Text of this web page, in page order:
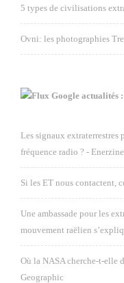
5 types de civilisations
Ovni: les photographies
Google actualités
Les signaux extraterrestres
fréquence radio ? - Enerzine
Si les ET nous contactent,
Une ambassade pour les
mouvement raëlien
Où la NASA cherche-t-elle
Geographic